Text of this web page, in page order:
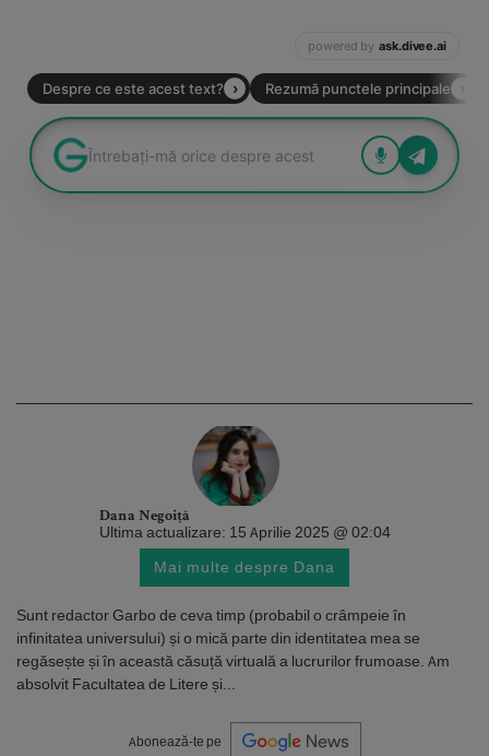
Dana Negoiță
Ultima actualizare: 15 Aprilie 2025 @ 02:04
Mai multe despre Dana
Sunt redactor Garbo de ceva timp (probabil o crâmpeie în
infinitatea universului) și o mică parte din identitatea mea se
regăsește și în această căsuță virtuală a lucrurilor frumoase. Am
absolvit Facultatea de Litere și...
Abonează-te pe